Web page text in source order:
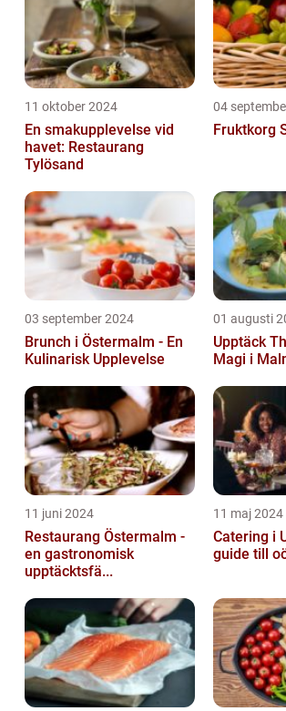
11 oktober 2024
En smakupplevelse vid
havet: Restaurang
Tylösand
04
Fruktkorg
03 september 2024
Brunch i Östermalm - En
Kulinarisk Upplevelse
01 augusti
Upptäck
Magi i
11 juni 2024
Restaurang Östermalm -
en gastronomisk
upptäcktsfä...
11 maj 2024
Catering i
guide till